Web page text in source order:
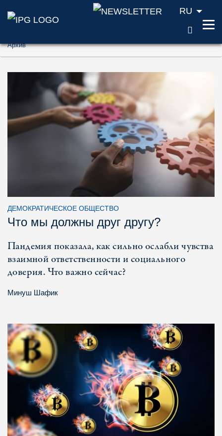
Перейти к содержанию (ключ доступа
Перейти к поиску (ключ доступа '2')
Перейти к навигации (ключ доступа '3')
RU
Архив
ДЕМОКРАТИЧЕСКОЕ ОБЩЕСТВО
Что мы должны друг другу?
Пандемия показала, как сильно ослабли чувства
взаимной ответственности и социального
доверия. Что важно сейчас?
Минуш Шафик